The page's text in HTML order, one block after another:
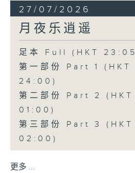
27/07/2026
月夜乐逍遥
足本 Full (HKT
第一部份 Part 1
24:00)
第二部份 Part 2
01:00)
第三部份 Part 3
02:00)
更多 ...